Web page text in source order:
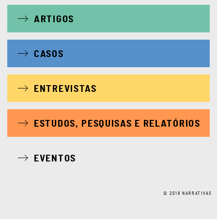
ARTIGOS
CASOS
ENTREVISTAS
ESTUDOS, PESQUISAS E RELATÓRIOS
EVENTOS
© 2018 NARRATIVAS